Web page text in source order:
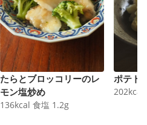
たらとブロッコリーのレ
モン塩炒め
136kcal 食塩 1.2g
ポテト
202kcal